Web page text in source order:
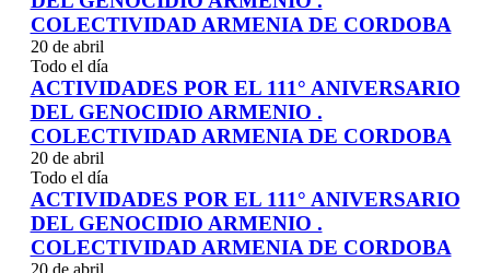
COLECTIVIDAD ARMENIA DE CORDOBA
20 de abril
Todo el día
ACTIVIDADES POR EL 111° ANIVERSARIO
DEL GENOCIDIO ARMENIO .
COLECTIVIDAD ARMENIA DE CORDOBA
20 de abril
Todo el día
ACTIVIDADES POR EL 111° ANIVERSARIO
DEL GENOCIDIO ARMENIO .
COLECTIVIDAD ARMENIA DE CORDOBA
20 de abril